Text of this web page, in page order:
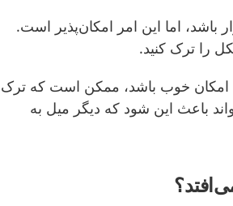
باشد، اما این امر امکان‌‌پذیر است.
را ترک کنید.
امکان خوب باشد، ممکن است که ترک
باعث این شود که دیگر میل به